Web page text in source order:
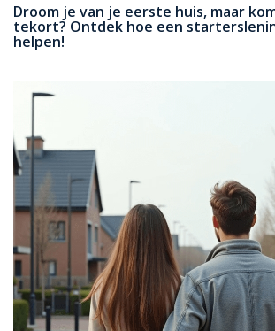
Droom je van je eerste huis, maar
tekort? Ontdek hoe een
helpen!